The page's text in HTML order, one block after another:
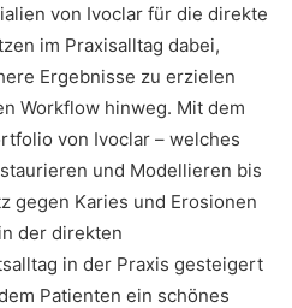
von Ivoclar für die direkte
im Praxisalltag dabei,
Ergebnisse zu erzielen
Workflow hinweg. Mit dem
von Ivoclar – welches
und Modellieren bis
gegen Karies und Erosionen
der direkten
in der Praxis gesteigert
Patienten ein schönes